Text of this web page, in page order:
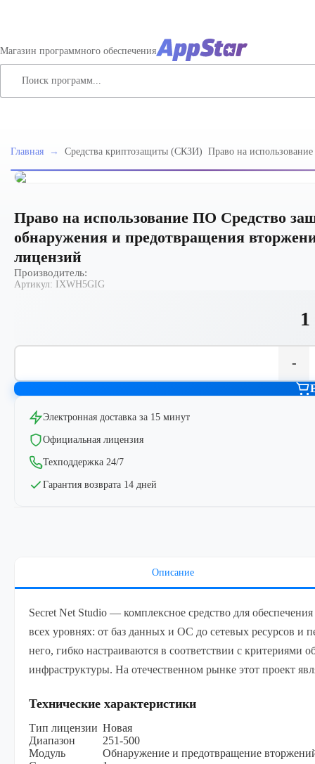
Магазин программного обеспечения
Главная → Средства криптозащиты (СКЗИ) Право на
обнаружения и
Право на использование ПО Средство
обнаружения и предотвращения
лицензий
Производитель:
Артикул: IXWH5GIG
-
Электронная доставка за 15 минут
Официальная лицензия
Техподдержка 24/7
Гарантия возврата 14 дней
Описание
Secret Net Studio — комплексное средство для
всех уровнях: от баз данных и ОС до сетевых ресурсов
него, гибко настраиваются в соответствии с
инфраструктуры. На отечественном рынке этот проект
Технические характеристики
Тип лицензии Новая
Диапазон
251-500
Модуль
Обнаружение и предотвращение